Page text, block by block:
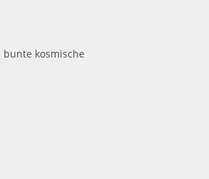
kosmische